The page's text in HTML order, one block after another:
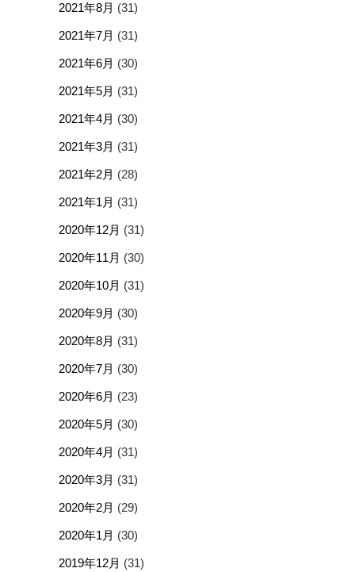
2021年8月 (31)
2021年7月 (31)
2021年6月 (30)
2021年5月 (31)
2021年4月 (30)
2021年3月 (31)
2021年2月 (28)
2021年1月 (31)
2020年12月 (31)
2020年11月 (30)
2020年10月 (31)
2020年9月 (30)
2020年8月 (31)
2020年7月 (30)
2020年6月 (23)
2020年5月 (30)
2020年4月 (31)
2020年3月 (31)
2020年2月 (29)
2020年1月 (30)
2019年12月 (31)